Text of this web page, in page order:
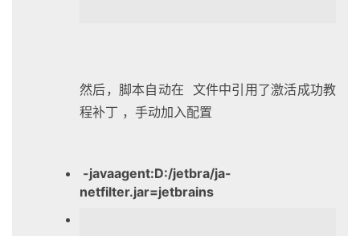
然后，脚本自动在 文件中引用了激活成功教
程补丁 ，手动加入配置
-javaagent:D:/jetbra/ja-
netfilter.jar=jetbrains